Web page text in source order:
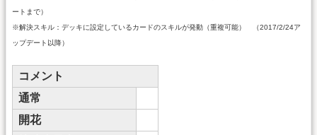
ートまで）
※解決スキル：デッキに設定しているカードのスキルが発動（重複可能） （2017/2/24ア
ップデート以降）
コメント
通常
開花